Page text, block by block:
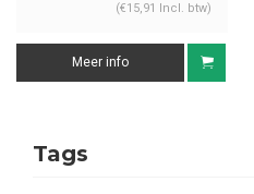
(€15,91 Incl. btw)
Meer info
Tags